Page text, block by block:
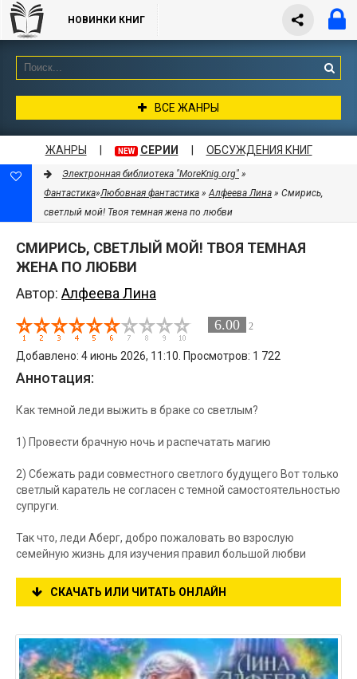
НОВИНКИ КНИГ
ВСЕ ЖАНРЫ
ЖАНРЫ NEW СЕРИИ ОБСУЖДЕНИЯ КНИГ
Электронная библиотека "MoreKnig.org" »
Фантастика»Любовная фантастика »Алфеева Лина » Смирись,
светлый мой! Твоя темная жена по любви
СМИРИСЬ, СВЕТЛЫЙ МОЙ! ТВОЯ ТЕМНАЯ
ЖЕНА ПО ЛЮБВИ
Автор: Алфеева Лина
6.00 2
Добавлено: 4 июнь 2026, 11:10. Просмотров: 1 722
Аннотация:
Как темной леди выжить в браке со светлым?
1) Провести брачную ночь и распечатать магию
2) Сбежать ради совместного светлого будущего Вот только
светлый каратель не согласен с темной самостоятельностью
супруги.
Так что, леди Аберг, добро пожаловать во взрослую
семейную жизнь для изучения правил большой любви
СКАЧАТЬ ИЛИ ЧИТАТЬ ОНЛАЙН